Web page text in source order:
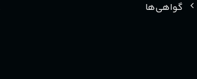
گواهی‌ها